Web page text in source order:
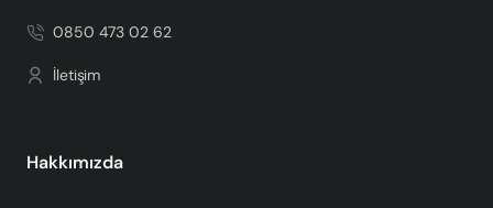
0850 473 02 62
İletişim
Hakkımızda